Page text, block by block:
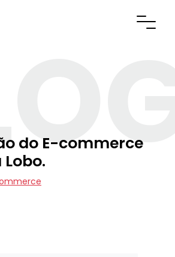
Abrir
do E-commerce